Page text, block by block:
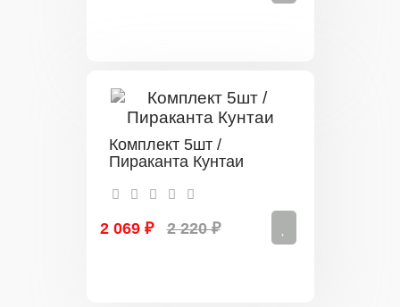
Комплект 5шт /
Пираканта Кунтаи
2 069 ₽ 2 220 ₽